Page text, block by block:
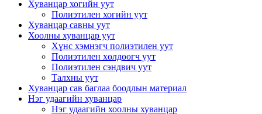
Хуванцар хогийн уут
Полиэтилен хогийн уут
Хуванцар савны уут
Хоолны хуванцар уут
Хүнс хэмнэгч полиэтилен уут
Полиэтилен хөлдөөгч уут
Полиэтилен сэндвич уут
Талхны уут
Хуванцар сав баглаа боодлын материал
Нэг удаагийн хуванцар
Нэг удаагийн хоолны хуванцар